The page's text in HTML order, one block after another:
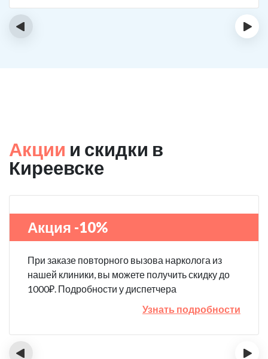
‹ ›
Акции и скидки в
Киреевске
Акция -10%
При заказе повторного вызова нарколога из
нашей клиники, вы можете получить скидку до
1000₽. Подробности у диспетчера
Узнать подробности
‹ ›